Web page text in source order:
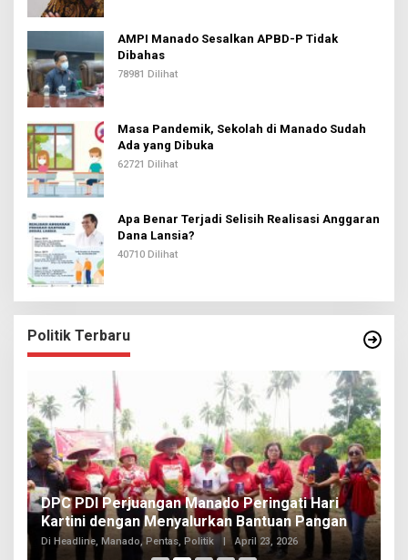
AMPI Manado Sesalkan APBD-P Tidak
Dibahas
78981 Dilihat
Masa Pandemik, Sekolah di Manado Sudah
Ada yang Dibuka
62721 Dilihat
Apa Benar Terjadi Selisih Realisasi Anggaran
Dana Lansia?
40710 Dilihat
Politik Terbaru
DPC PDI Perjuangan Manado Peringati Hari
Kartini dengan Menyalurkan Bantuan Pangan
Di Headline, Manado, Pentas, Politik April 23, 2026